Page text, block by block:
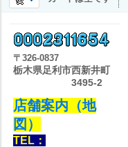
〒 326-0837
栃木県足利市西新井町
3495-2
店舗案内（地
図）
TEL：